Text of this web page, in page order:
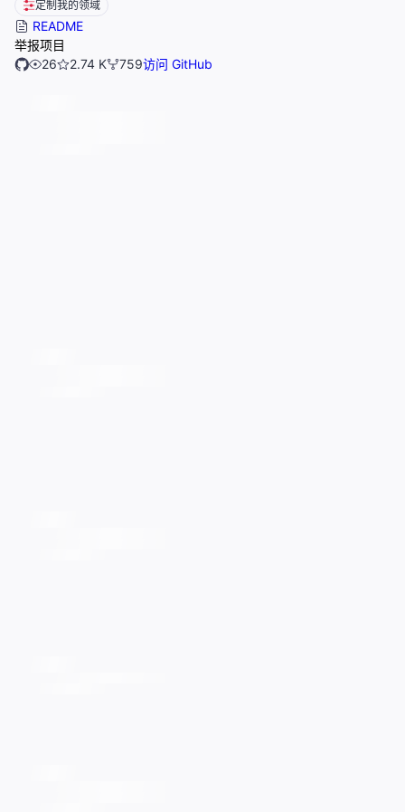
定制我的领域
README
举报项目
26
2.74 K 759访问 GitHub